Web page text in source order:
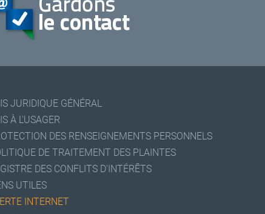
JURIDIQUE GÉNÉRAL
À L'USAGER
DES RENSEIGNEMENTS PERSONNELS
DE TRAITEMENT DES PLAINTES
DES CONFLITS D'INTÉRÊTS
UTILES
INTERNET